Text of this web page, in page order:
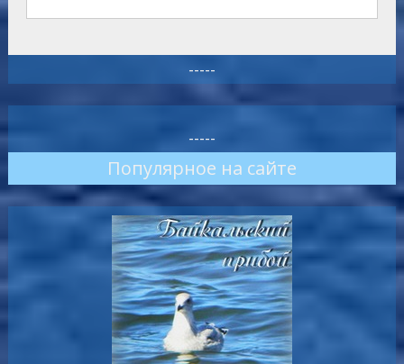
-----
-----
Популярное на сайте